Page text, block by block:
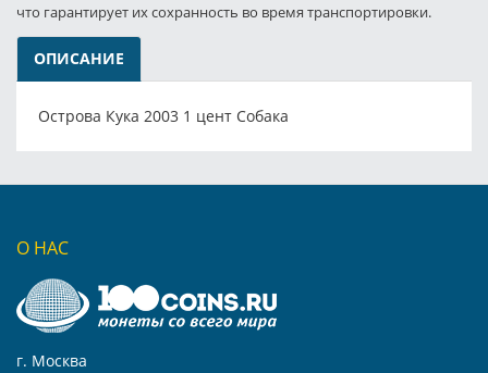
что гарантирует их сохранность во время транспортировки.
ОПИСАНИЕ
Острова Кука 2003 1 цент Собака
О НАС
г. Москва